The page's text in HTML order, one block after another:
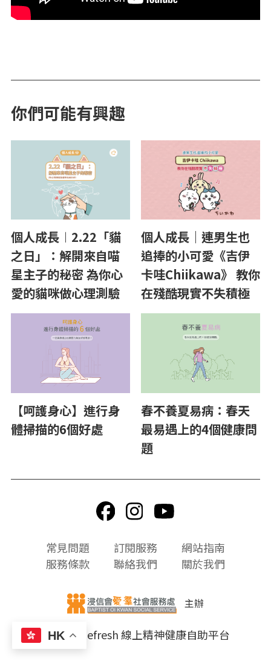
你們可能有興趣
個人成長︱2.22「貓
之日」：解開來自喵
星主子的秘密 為你心
愛的貓咪做心理測驗
個人成長｜連男生也
追捧的小可愛《吉伊
卡哇Chiikawa》 教你
在殘酷現實不失積極
【呵護身心】進行身
體掃描的6個好處
春不養夏易病：春天
最易遇上的4個健康問
題
常見問題 訂閱服務
網站指南
服務條款
聯絡我們 關於我們
主辦
© 2026 Refresh 線上精神健康自助平台
HK